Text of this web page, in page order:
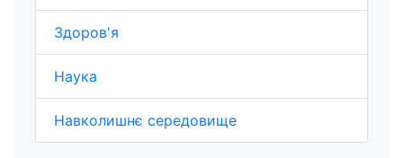
Здоров'я
Наука
Навколишнє середовище